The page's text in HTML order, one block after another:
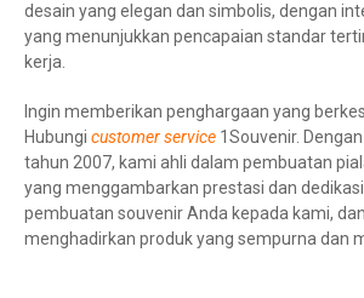
desain yang elegan dan simbolis, dengan
yang menunjukkan pencapaian standar
kerja.
Ingin memberikan penghargaan yang
Hubungi customer service 1Souvenir.
tahun 2007, kami ahli dalam pembuatan
yang menggambarkan prestasi dan
pembuatan souvenir Anda kepada kami,
menghadirkan produk yang sempurna dan